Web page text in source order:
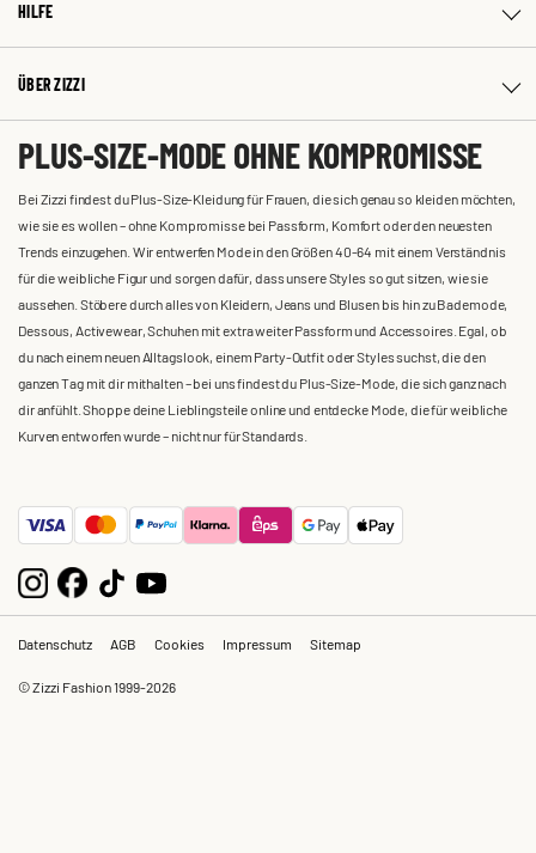
HILFE
ÜBER ZIZZI
PLUS-SIZE-MODE OHNE KOMPROMISSE
Bei Zizzi findest du Plus-Size-Kleidung für Frauen, die sich genau so kleiden möchten,
wie sie es wollen – ohne Kompromisse bei Passform, Komfort oder den neuesten
Trends einzugehen. Wir entwerfen Mode in den Größen 40-64 mit einem Verständnis
für die weibliche Figur und sorgen dafür, dass unsere Styles so gut sitzen, wie sie
aussehen. Stöbere durch alles von Kleidern, Jeans und Blusen bis hin zu Bademode,
Dessous, Activewear, Schuhen mit extra weiter Passform und Accessoires. Egal, ob
du nach einem neuen Alltagslook, einem Party-Outfit oder Styles suchst, die den
ganzen Tag mit dir mithalten – bei uns findest du Plus-Size-Mode, die sich ganz nach
dir anfühlt. Shoppe deine Lieblingsteile online und entdecke Mode, die für weibliche
Kurven entworfen wurde – nicht nur für Standards.
Datenschutz AGB Cookies Impressum Sitemap
© Zizzi Fashion 1999-2026